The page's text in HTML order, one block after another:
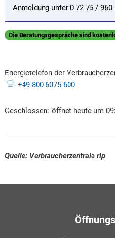
Anmeldung unter 0 72 75 / 960
Die Beratungsgespräche sind
Energietelefon der
+49 800 6075-600
Klicken, um weitere Öffnungs-
Geschlossen: öffnet heute um
Quelle: Verbraucherzentrale rlp